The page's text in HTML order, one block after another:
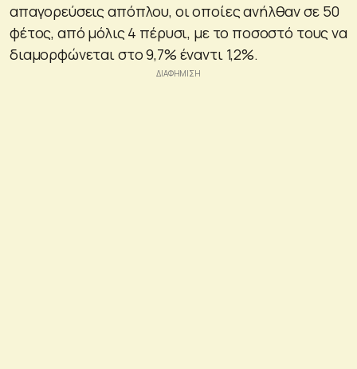
απαγορεύσεις απόπλου, οι οποίες ανήλθαν σε 50
φέτος, από μόλις 4 πέρυσι, με το ποσοστό τους να
διαμορφώνεται στο 9,7% έναντι 1,2%.